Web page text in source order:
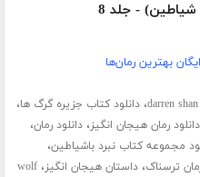
شیاطین) - جلد 8
بهترین رمان‌ها
darren،دانلود کتاب جزیره گرگ ها،
دانلود رمان هیجان انگیز،دانلود رمان،
مجموعه کتاب نبرد باشیاطین،
ترسناک،داستان هیجان انگیز،wolf